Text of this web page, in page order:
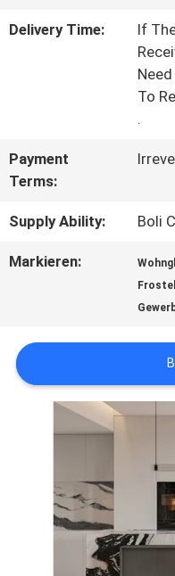
UNS
ANGEBOT
SITEMAP
Delivery Time:
If
To
.
Payment
Terms:
Supply Ability: Boli
Markieren: